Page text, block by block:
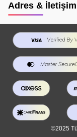
Adres & İletişim
©2025